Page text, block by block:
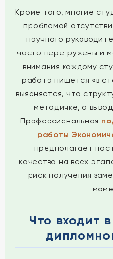
Кроме того, многие
проблемой
научного
часто перегружены и
внимания каждому
работа пишется «в
выясняется, что
методичке, а
Профессиональная
работы
предполагает
качества на всех
риск получения
Что входит